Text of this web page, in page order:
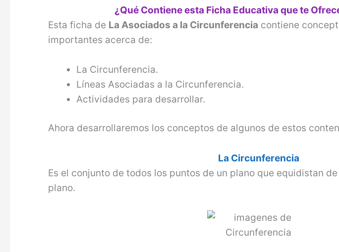
¿Qué Contiene esta Ficha Educativa que te
Esta ficha de La Asociados a la Circunferencia contiene
importantes acerca de:
La Circunferencia.
Líneas Asociadas a la Circunferencia.
Actividades para desarrollar.
Ahora desarrollaremos los conceptos de algunos de estos
La Circunferencia
Es el conjunto de todos los puntos de un plano que equidistan
plano.